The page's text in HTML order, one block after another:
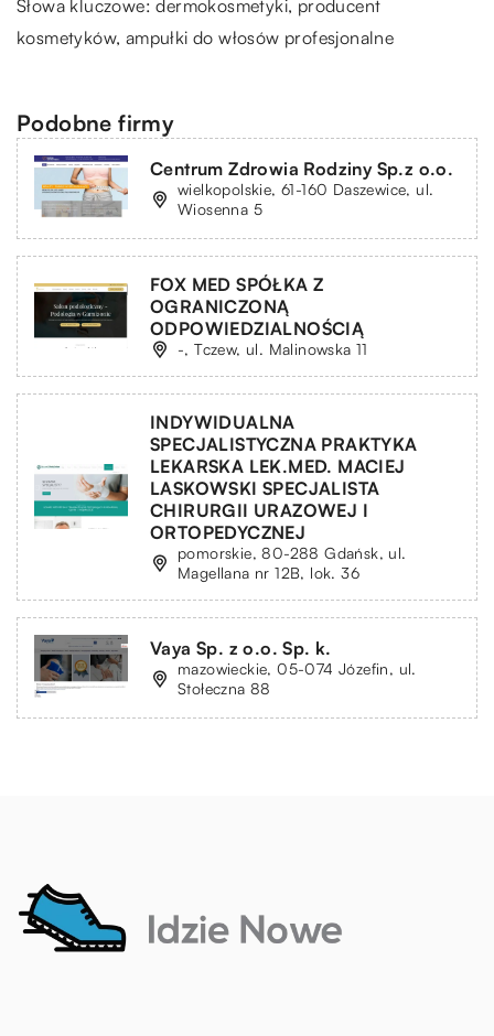
Słowa kluczowe: dermokosmetyki, producent
kosmetyków, ampułki do włosów profesjonalne
Podobne firmy
Centrum Zdrowia Rodziny Sp.z o.o.
wielkopolskie, 61-160 Daszewice, ul.
Wiosenna 5
FOX MED SPÓŁKA Z
OGRANICZONĄ
ODPOWIEDZIALNOŚCIĄ
-, Tczew, ul. Malinowska 11
INDYWIDUALNA
SPECJALISTYCZNA PRAKTYKA
LEKARSKA LEK.MED. MACIEJ
LASKOWSKI SPECJALISTA
CHIRURGII URAZOWEJ I
ORTOPEDYCZNEJ
pomorskie, 80-288 Gdańsk, ul.
Magellana nr 12B, lok. 36
Vaya Sp. z o.o. Sp. k.
mazowieckie, 05-074 Józefin, ul.
Stołeczna 88